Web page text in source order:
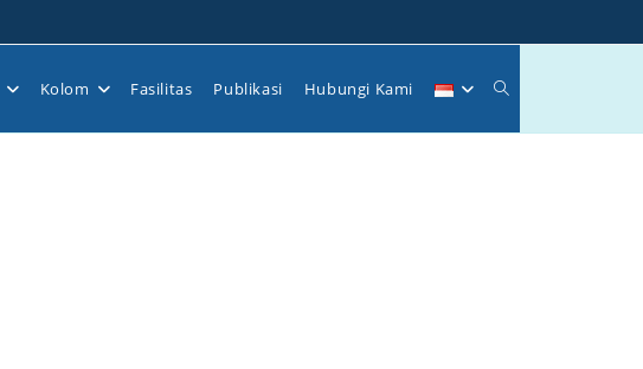
Kolom Fasilitas Publikasi Hubungi Kami Toggle